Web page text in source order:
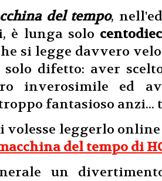
del tempo,
è lunga solo
si legge davvero
difetto: aver
inverosimile ed
fantasioso anzi...
volesse leggerlo
del tempo di
un